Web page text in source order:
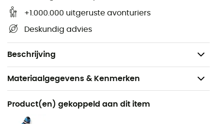
+1.000.000 uitgeruste avonturiers
Deskundig advies
Beschrijving
Verstelbare tailleband met klittenbandsluiting
Ademend vermogen: 10.000 g/m2/24u
Materiaalgegevens & Kenmerken
Aanbevolen voor
Alpine Skiën / Freeride Skiën
Product(en) gekoppeld aan dit item